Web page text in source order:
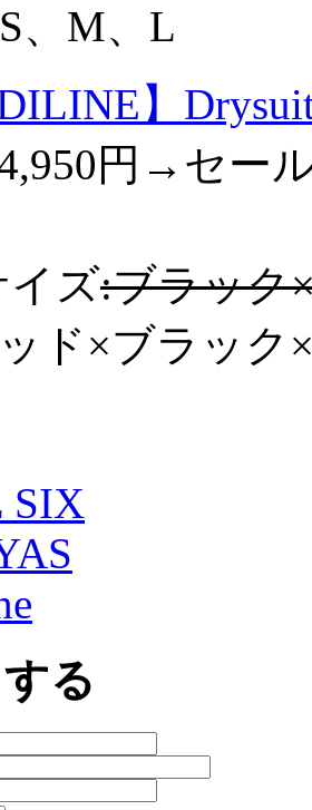
、M、L
】
円→セー
イズ:ブラック
ド×ブラック
SIX
る